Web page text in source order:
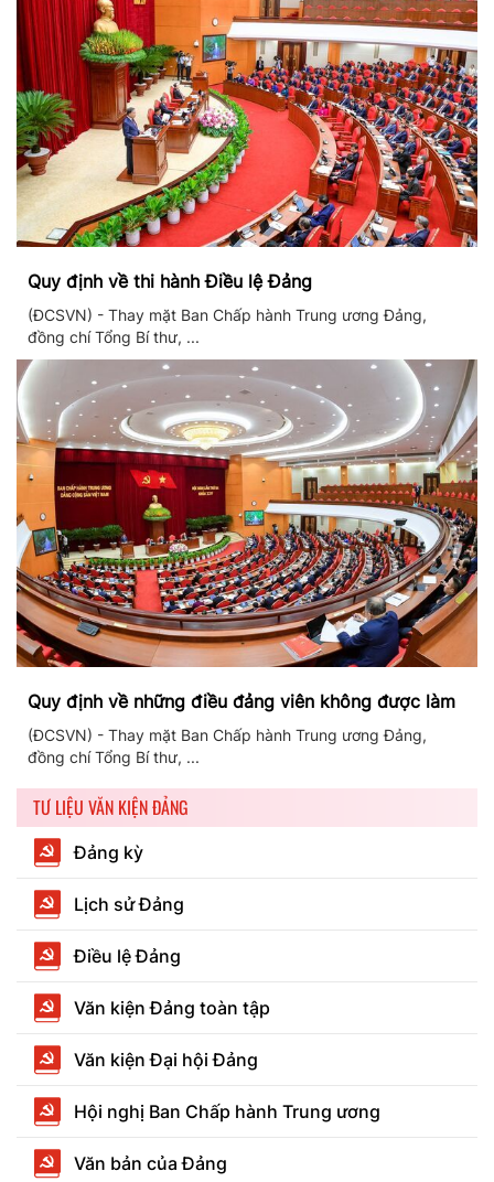
Quy định về thi hành Điều lệ Đảng
(ĐCSVN) - Thay mặt Ban Chấp hành Trung ương Đảng,
đồng chí Tổng Bí thư, ...
Quy định về những điều đảng viên không được làm
(ĐCSVN) - Thay mặt Ban Chấp hành Trung ương Đảng,
đồng chí Tổng Bí thư, ...
TƯ LIỆU VĂN KIỆN ĐẢNG
Đảng kỳ
Lịch sử Đảng
Điều lệ Đảng
Văn kiện Đảng toàn tập
Văn kiện Đại hội Đảng
Hội nghị Ban Chấp hành Trung ương
Văn bản của Đảng